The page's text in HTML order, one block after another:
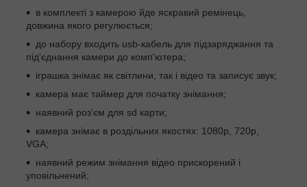
в комплекті з камерою йде яскравий ремінець,
довжина якого регулюється;
до набору входить usb-кабель для підзаряджання та
під'єднання камери до комп'ютера;
іграшка знімає як світлини, так і відео та записує звук;
камера має таймер для початку знімання;
наявний роз'єм для sd карти;
камера знімає в роздільних якостях: 1080р, 720р,
VGA;
наявний режим знімання відео прискорений і
уповільнений;